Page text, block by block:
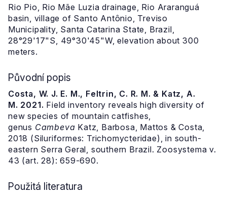
Rio Pio, Rio Mãe Luzia drainage, Rio Araranguá
basin, village of Santo Antônio, Treviso
Municipality, Santa Catarina State, Brazil,
28°29'17"S, 49°30'45"W, elevation about 300
meters.
Původní popis
Costa, W. J. E. M., Feltrin, C. R. M. & Katz, A.
M. 2021. Field inventory reveals high diversity of
new species of mountain catfishes,
genus Cambeva Katz, Barbosa, Mattos & Costa,
2018 (Siluriformes: Trichomycteridae), in south-
eastern Serra Geral, southern Brazil. Zoosystema v.
43 (art. 28): 659-690.
Použitá literatura